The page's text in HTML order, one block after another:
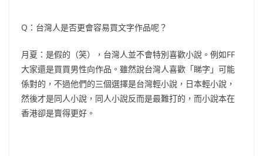
Q：台灣人是否更會容易買文字作品呢？
月夏：是假的（笑），台灣人並不會特別喜歡小說。例如FF
大家還是買買男性向作品。雖然說台灣人喜歡「睇字」可能
係對的，不過他們的三個選擇是台灣輕小說，日本輕小說，
然後才是同人小說，同人小說反而是最難打的，而小說本在
香港卻是賣得更好。